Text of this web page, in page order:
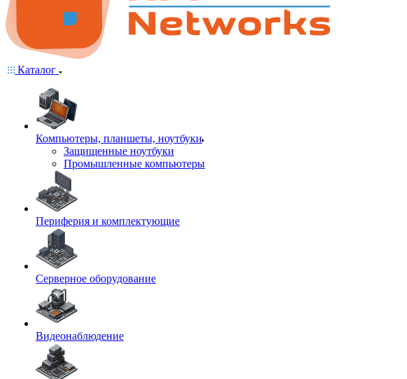
Каталог
Компьютеры, планшеты, ноутбуки
Защищенные ноутбуки
Промышленные компьютеры
Периферия и комплектующие
Серверное оборудование
Видеонаблюдение